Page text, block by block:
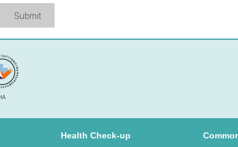
Submit
Health Check-up